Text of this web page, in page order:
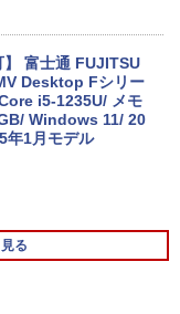
搭載｜14型 WEB
モデル｜中古 ノー
Office 付き｜D
レッド メモリ 8G
】 富士通 FUJITSU
Desktop Fシリー
i5-1235U/ メモ
Windows 11/ 20
年1月モデル
る